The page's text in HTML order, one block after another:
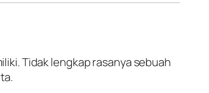
Tidak lengkap rasanya sebuah